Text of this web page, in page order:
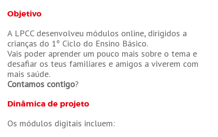
Objetivo
A LPCC desenvolveu módulos online, dirigidos a
crianças do 1º Ciclo do Ensino Básico.
Vais poder aprender um pouco mais sobre o tema e
desafiar os teus familiares e amigos a viverem com
mais saúde.
Contamos contigo?​
Dinâmica de projeto
Os módulos digitais incluem: